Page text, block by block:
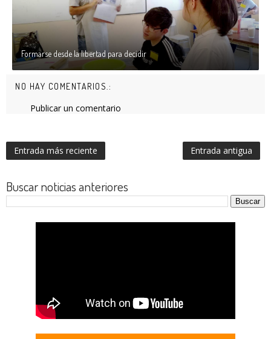
Formarse desde la libertad para decidir
NO HAY COMENTARIOS.:
Publicar un comentario
Entrada más reciente Entrada antigua
Buscar noticias anteriores